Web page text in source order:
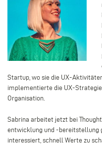
Startup, wo sie die UX-
implementierte die UX-
Organisation.
Sabrina arbeitet jetzt bei
entwicklung und -bereitstellung
interessiert, schnell Werte zu